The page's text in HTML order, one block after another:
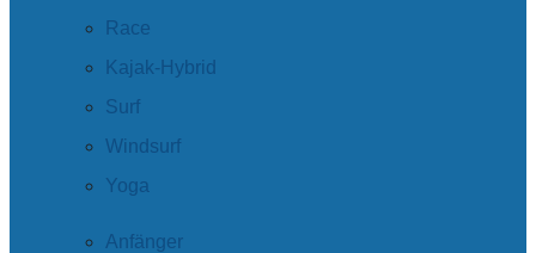
Race
Kajak-Hybrid
Surf
Windsurf
Yoga
Anfänger